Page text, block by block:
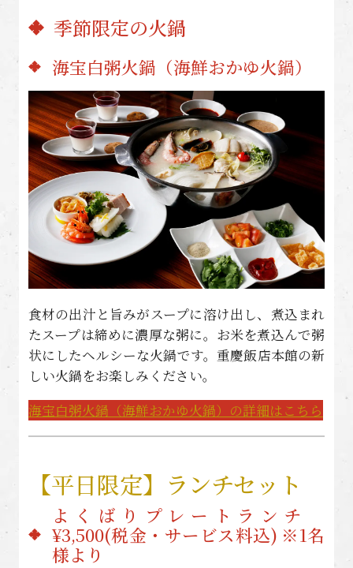
季節限定の火鍋
海宝白粥火鍋（海鮮おかゆ火鍋）
食材の出汁と旨みがスープに溶け出し、煮込まれ
たスープは締めに濃厚な粥に。お米を煮込んで粥
状にしたヘルシーな火鍋です。重慶飯店本館の新
しい火鍋をお楽しみください。
海宝白粥火鍋（海鮮おかゆ火鍋）の詳細はこちら
【平日限定】ランチセット
よくばりプレートランチ
¥3,500(税金・サービス料込) ※1名
様より